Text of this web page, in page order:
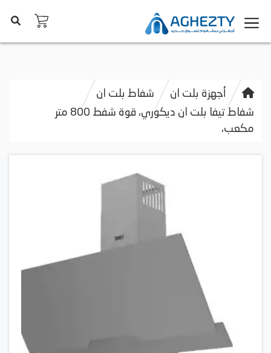
أجهزة بلت ان
شفاط بلت ان
شفاط تيفا بلت ان ديكوري، قوة شفط 800 متر
مكعب،